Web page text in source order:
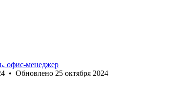
офис-менеджер
• Обновлено 25 октября 2024